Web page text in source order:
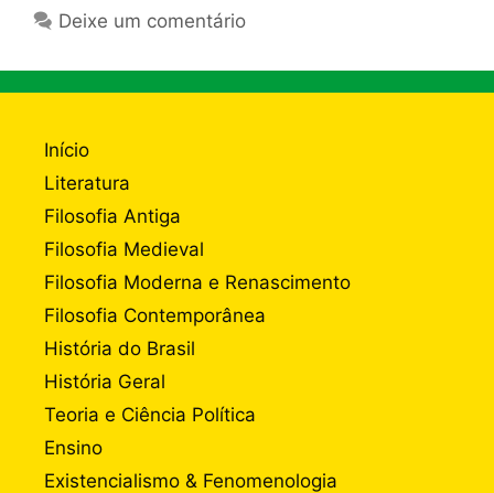
Deixe um comentário
Início
Literatura
Filosofia Antiga
Filosofia Medieval
Filosofia Moderna e Renascimento
Filosofia Contemporânea
História do Brasil
História Geral
Teoria e Ciência Política
Ensino
Existencialismo & Fenomenologia